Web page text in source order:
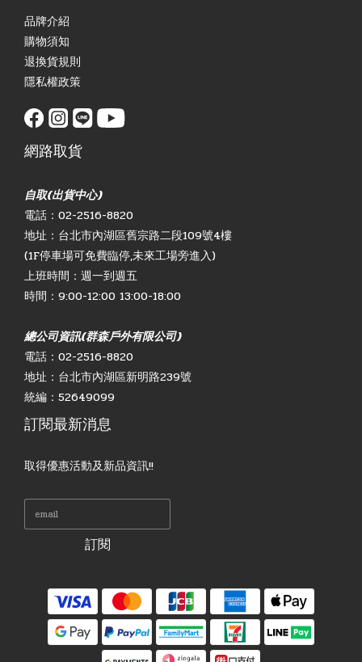
品牌介紹
購物須知
退換貨規則
隱私權政策
網路取貨
自取(出貨中心)
電話：02-2516-8820
地址：台北市內湖區舊宗路二段109號4樓
(1F停車場可免費臨停,未來工場旁進入)
上班時間：週一到週五
時間：9:00-12:00 13:00-18:00
總公司資訊(群森戶外有限公司)
電話：02-2516-8820
地址：台北市內湖區新明路239號
統編：52649099
訂閱最新消息
取得優惠活動及新品資訊!!
訂閱